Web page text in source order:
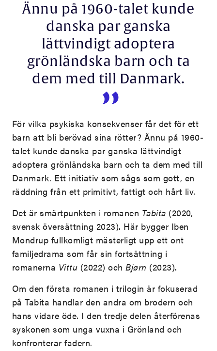
Ännu på 1960-talet kunde
danska par ganska
lättvindigt adoptera
grönländska barn och ta
dem med till Danmark.
För vilka psykiska konsekvenser får det för ett
barn att bli berövad sina rötter? Ännu på 1960-
talet kunde danska par ganska lättvindigt
adoptera grönländska barn och ta dem med till
Danmark. Ett initiativ som sågs som gott, en
räddning från ett primitivt, fattigt och hårt liv.
Det är smärtpunkten i romanen Tabita (2020,
svensk översättning 2023). Här bygger Iben
Mondrup fullkomligt mästerligt upp ett ont
familjedrama som får sin fortsättning i
romanerna Vittu (2022) ochBjørn (2023).
Om den första romanen i trilogin är fokuserad
på Tabita handlar den andra om brodern och
hans vidare öde. I den tredje delen återförenas
syskonen som unga vuxna i Grönland och
konfronterar fadern.